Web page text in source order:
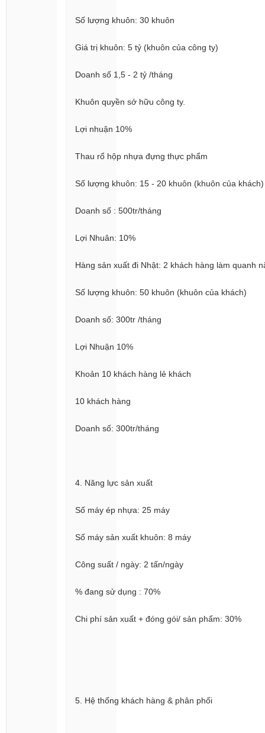
Số lượng khuôn: 30 khuôn
Giá trị khuôn: 5 tỷ (khuôn của công ty)
Doanh số 1,5 - 2 tỷ /tháng
Khuôn quyền sở hữu công ty.
Lợi nhuận 10%
Thau rổ hộp nhựa đựng thực phẩm
Số lượng khuôn: 15 - 20 khuôn (khuôn của khách)
Doanh số : 500tr/tháng
Lợi Nhuân: 10%
Hàng sản xuất đi Nhật: 2 khách hàng làm quanh
Số lượng khuôn: 50 khuôn (khuôn của khách)
Doanh số: 300tr /tháng
Lợi Nhuận 10%
Khoản 10 khách hàng lẻ khách
10 khách hàng
Doanh số: 300tr/tháng
4. Năng lực sản xuất
Số máy ép nhựa: 25 máy
Số máy sản xuất khuôn: 8 máy
Công suất / ngày: 2 tấn/ngày
% đang sử dụng : 70%
Chi phí sản xuất + đóng gói/ sản phẩm: 30%
5. Hệ thống khách hàng & phân phối